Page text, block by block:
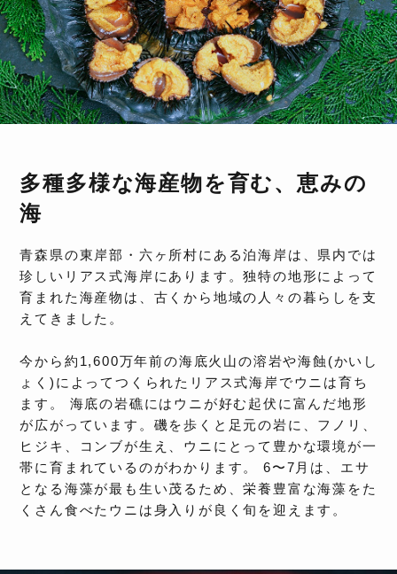
多種多様な海産物を育む、恵みの
海
青森県の東岸部・六ヶ所村にある泊海岸は、県内では
珍しいリアス式海岸にあります。独特の地形によって
育まれた海産物は、古くから地域の人々の暮らしを支
えてきました。
今から約1,600万年前の海底火山の溶岩や海蝕(かいし
ょく)によってつくられたリアス式海岸でウニは育ち
ます。 海底の岩礁にはウニが好む起伏に富んだ地形
が広がっています。磯を歩くと足元の岩に、フノリ、
ヒジキ、コンブが生え、ウニにとって豊かな環境が一
帯に育まれているのがわかります。 6〜7月は、エサ
となる海藻が最も生い茂るため、栄養豊富な海藻をた
くさん食べたウニは身入りが良く旬を迎えます。